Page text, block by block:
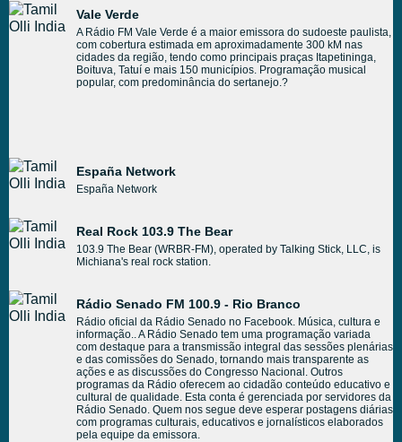
Vale Verde
A Rádio FM Vale Verde é a maior emissora do sudoeste paulista,
com cobertura estimada em aproximadamente 300 kM nas
cidades da região, tendo como principais praças Itapetininga,
Boituva, Tatuí e mais 150 municípios. Programação musical
popular, com predominância do sertanejo.?
España Network
España Network
Real Rock 103.9 The Bear
103.9 The Bear (WRBR-FM), operated by Talking Stick, LLC, is
Michiana's real rock station.
Rádio Senado FM 100.9 - Rio Branco
Rádio oficial da Rádio Senado no Facebook. Música, cultura e
informação.. A Rádio Senado tem uma programação variada
com destaque para a transmissão integral das sessões plenárias
e das comissões do Senado, tornando mais transparente as
ações e as discussões do Congresso Nacional. Outros
programas da Rádio oferecem ao cidadão conteúdo educativo e
cultural de qualidade. Esta conta é gerenciada por servidores da
Rádio Senado. Quem nos segue deve esperar postagens diárias
com programas culturais, educativos e jornalísticos elaborados
pela equipe da emissora.